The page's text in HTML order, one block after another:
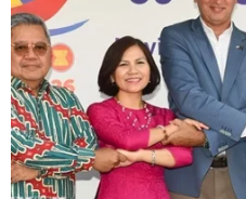
Ngày 5/6, Tư lệnh Lục
của Mỹ, Tướng Robert
với Tư lệnh Lục quân
Tướng Chalermchai
Cuộc gặp này là cuộc
đội cấp cao hiếm hoi